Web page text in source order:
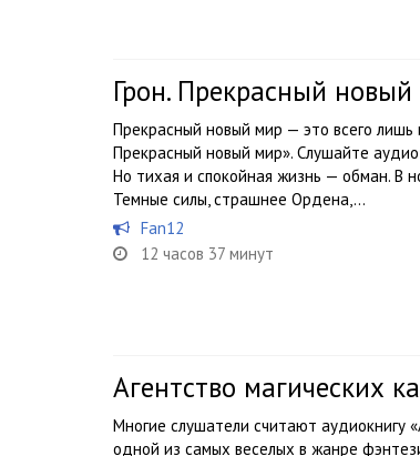
Грон. Прекрасный
Прекрасный новый мир — это всего лишь
Прекрасный новый мир». Слушайте
Но тихая и спокойная жизнь — обман. В
Темные силы, страшнее Ордена,...
Fan12
12 часов 37 минут
Агентство магических
Многие слушатели считают аудиокнигу
одной из самых веселых в жанре